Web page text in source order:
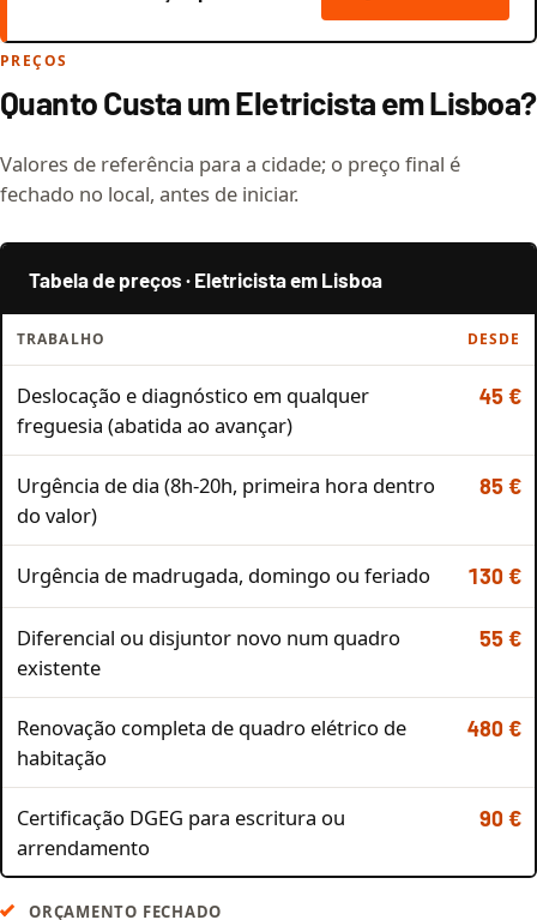
PREÇOS
Quanto Custa um Eletricista em Lisboa?
Valores de referência para a cidade; o preço final é
fechado no local, antes de iniciar.
Tabela de preços · Eletricista em Lisboa
TRABALHO DESDE
Deslocação e diagnóstico em qualquer
freguesia (abatida ao avançar)
45 €
Urgência de dia (8h-20h, primeira hora dentro
do valor)
85 €
Urgência de madrugada, domingo ou feriado 130 €
Diferencial ou disjuntor novo num quadro
existente
55 €
Renovação completa de quadro elétrico de
habitação
480 €
Certificação DGEG para escritura ou
arrendamento
90 €
ORÇAMENTO FECHADO